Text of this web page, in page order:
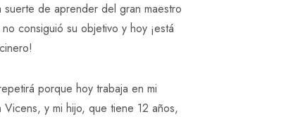
suerte de aprender del gran maestro
consiguió su objetivo y hoy ¡está
porque hoy trabaja en mi
y mi hijo, que tiene 12 años,